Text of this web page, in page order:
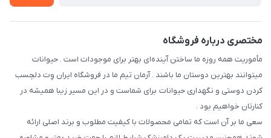
مختصری درباره فروشگاه
مأموریت همه روزه ما ساختن آینده‌ای بهتر برای موجودات است . حیوانات
میتوانند بهترین دوستان ما باشند . آرمان تیم ما در فروشگاه ایران وِت دلچسب
کردن دوستی و نگهداری حیوانات برای شماست و در این مسیر زیبا همیشه در
کنارتان خواهیم بود .
سعی ما بر آن است که تمامی محصولات با کیفیت مطلوب و برند اصلی ارائه